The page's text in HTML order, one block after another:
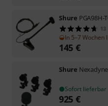
Shure PGA98H-
13
In 5–7 Wochen
145 €
Shure
Sofort lieferbar
925 €